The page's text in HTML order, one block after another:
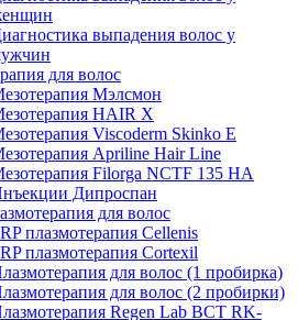
выпадения волос у
для волос
Мэлсмон
HAIR X
Viscoderm Skinko E
Apriline Hair Line
Filorga NCTF 135 HA
Дипроспан
для волос
плазмотерапия Cellenis
плазмотерапия Cortexil
для волос (1 пробирка)
для волос (2 пробирки)
Regen Lab BCT RK-